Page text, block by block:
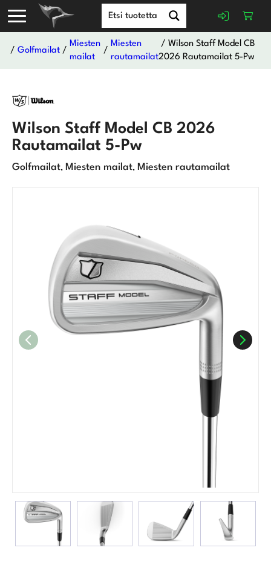
/Golfmailat /
Miesten
mailat
/
Miesten
rautamailat
/ Wilson Staff Model CB
2026 Rautamailat 5-Pw
Wilson Staff Model CB 2026
Rautamailat 5-Pw
Golfmailat, Miesten mailat, Miesten rautamailat